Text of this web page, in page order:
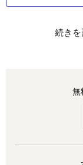
続き
無